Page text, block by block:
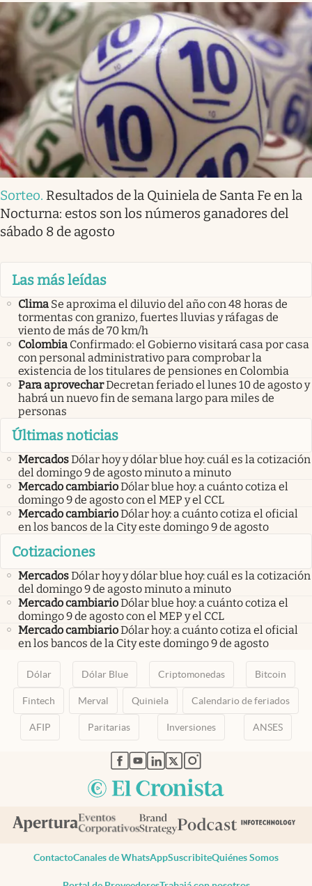
Sorteo. Resultados de la Quiniela de Santa Fe en la
Nocturna: estos son los números ganadores del
sábado 8 de agosto
Las más leídas
Clima Se aproxima el diluvio del año con 48 horas de
tormentas con granizo, fuertes lluvias y ráfagas de
viento de más de 70 km/h
Colombia Confirmado: el Gobierno visitará casa por casa
con personal administrativo para comprobar la
existencia de los titulares de pensiones en Colombia
Para aprovecharDecretan feriado el lunes 10 de agosto y
habrá un nuevo fin de semana largo para miles de
personas
Últimas noticias
MercadosDólar hoy y dólar blue hoy: cuál es la cotización
del domingo 9 de agosto minuto a minuto
Mercado cambiarioDólar blue hoy: a cuánto cotiza el
domingo 9 de agosto con el MEP y el CCL
Mercado cambiarioDólar hoy: a cuánto cotiza el oficial
en los bancos de la City este domingo 9 de agosto
Cotizaciones
MercadosDólar hoy y dólar blue hoy: cuál es la cotización
del domingo 9 de agosto minuto a minuto
Mercado cambiarioDólar blue hoy: a cuánto cotiza el
domingo 9 de agosto con el MEP y el CCL
Mercado cambiarioDólar hoy: a cuánto cotiza el oficial
en los bancos de la City este domingo 9 de agosto
Dólar Dólar Blue Criptomonedas Bitcoin
Fintech Merval Quiniela Calendario de feriados
AFIP Paritarias Inversiones ANSES
abre en nueva pestaña
abre en nueva pestaña
abre en nueva pestaña
abre en nueva pestaña
abre en nueva pestaña
ContactoCanales de WhatsAppSuscribiteQuiénes Somos